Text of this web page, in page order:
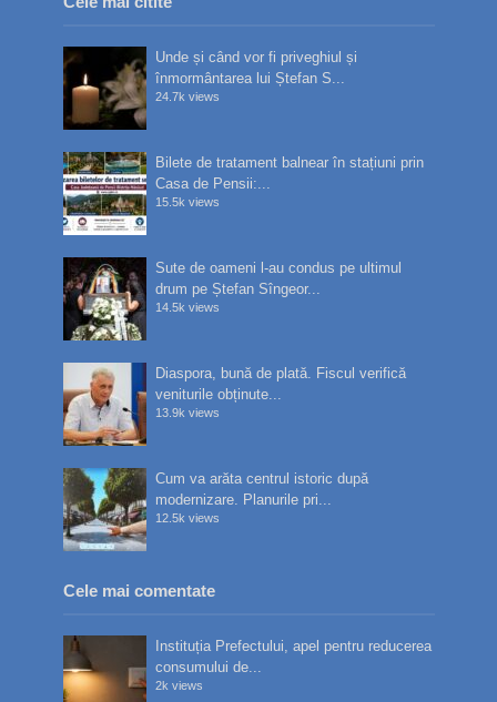
Unde și când vor fi priveghiul și
înmormântarea lui Ștefan S...
24.7k views
Bilete de tratament balnear în stațiuni prin
Casa de Pensii:...
15.5k views
Sute de oameni l-au condus pe ultimul
drum pe Ștefan Sîngeor...
14.5k views
Diaspora, bună de plată. Fiscul verifică
veniturile obținute...
13.9k views
Cum va arăta centrul istoric după
modernizare. Planurile pri...
12.5k views
Cele mai comentate
Instituția Prefectului, apel pentru reducerea
consumului de...
2k views